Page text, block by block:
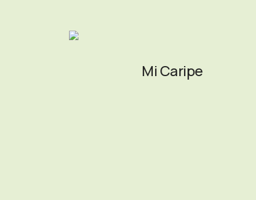
Mi Caripe